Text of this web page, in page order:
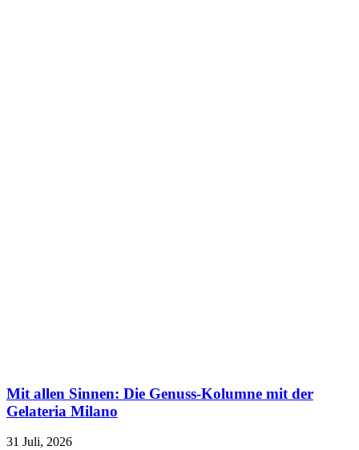
Mit allen Sinnen: Die Genuss-Kolumne mit der
Gelateria Milano
31 Juli, 2026